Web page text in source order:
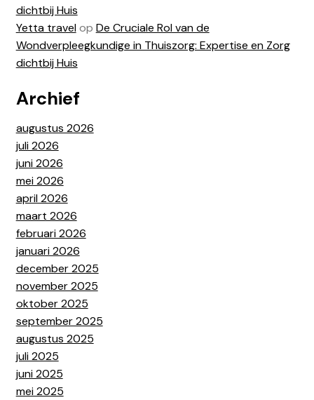
dichtbij Huis
Yetta travelop De Cruciale Rol van de
Wondverpleegkundige in Thuiszorg: Expertise en Zorg
dichtbij Huis
Archief
augustus 2026
juli 2026
juni 2026
mei 2026
april 2026
maart 2026
februari 2026
januari 2026
december 2025
november 2025
oktober 2025
september 2025
augustus 2025
juli 2025
juni 2025
mei 2025